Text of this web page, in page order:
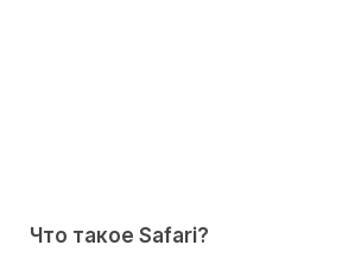
Что такое Safari?